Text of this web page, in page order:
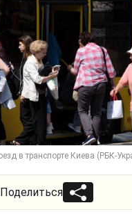
в транспорте Киева (РБК-
Поделиться